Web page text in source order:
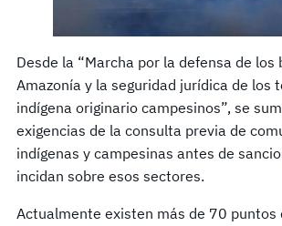
Desde la “Marcha por la defensa de los
Amazonía y la seguridad jurídica de los
indígena originario campesinos”, se
exigencias de la consulta previa de
indígenas y campesinas antes de
incidan sobre esos sectores.
Actualmente existen más de 70 puntos